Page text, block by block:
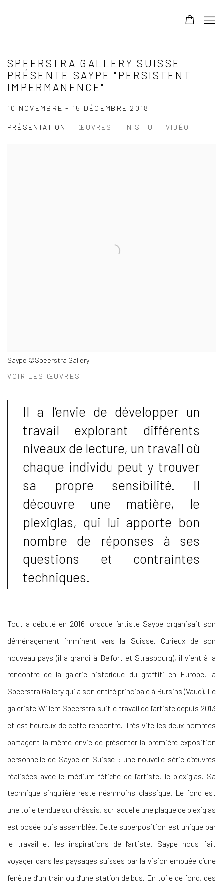
SPEERSTRA GALLERY SUISSE
PRÉSENTE SAYPE "PERSISTENT
IMPERMANENCE"
10 NOVEMBRE - 15 DÉCEMBRE 2018
PRÉSENTATION ŒUVRES IN SITU VIDÉO
Saype ©Speerstra Gallery
VOIR LES ŒUVRES
Il a l’envie de développer un
travail explorant différents
niveaux de lecture, un travail où
chaque individu peut y trouver
sa propre sensibilité. Il
découvre une matière, le
plexiglas, qui lui apporte bon
nombre de réponses à ses
questions et contraintes
techniques.
Tout a débuté en 2016 lorsque l’artiste Saype organisait son
déménagement imminent vers la Suisse. Curieux de son
nouveau pays (il a grandi à Belfort et Strasbourg), il vient à la
rencontre de la galerie historique du graffiti en Europe, la
Speerstra Gallery qui a son entité principale à Bursins (Vaud). Le
galeriste Willem Speerstra suit le travail de l’artiste depuis 2013
et est heureux de cette rencontre. Très vite les deux hommes
partagent la même envie de présenter la première exposition
personnelle de Saype en Suisse : une nouvelle série d’œuvres
réalisées avec le médium fétiche de l’artiste, le plexiglas. Sa
technique singulière reste néanmoins classique. Le fond est
une toile tendue sur châssis, sur laquelle une plaque de plexiglas
est posée puis assemblée. Cette superposition est unique par
le travail et les inspirations de l’artiste. Saype nous fait
voyager dans les paysages suisses par la vision embuée d’une
fenêtre d’un train ou d’une station de bus. En toile de fond, des